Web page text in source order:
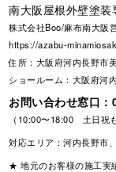
南大阪屋根外壁塗装
株式会社Boo/麻布南大阪
https://azabu-
住所：大阪府河内長野市
ショールーム：大阪府河
お問い合わせ窓口：
（10:00〜18:00 土日祝
対応エリア：河内長野市
★ 地元のお客様の施工実